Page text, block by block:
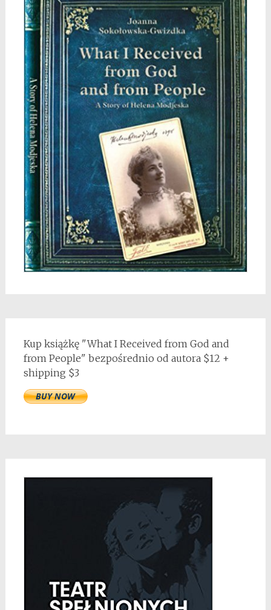
Kup książkę "What I Received from God and
from People" bezpośrednio od autora $12 +
shipping $3